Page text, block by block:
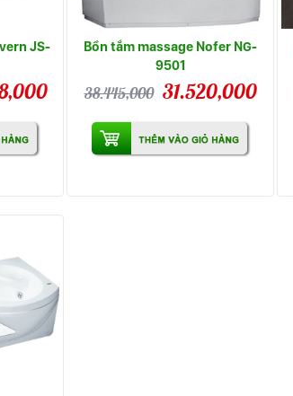
JS-
Bồn tắm massage Nofer NG-
9501
38.445,000 31.520,000